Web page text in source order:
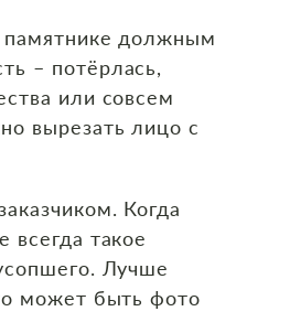
памятнике должным
– потёрлась,
или совсем
вырезать лицо с
Когда
всегда такое
Лучше
может быть фото